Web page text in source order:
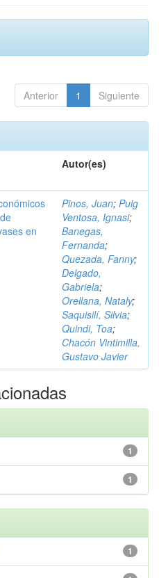
Anterior 1 Siguiente
Autor(es)
en
Pinos, Juan; Puig
Ventosa, Ignasi;
Banegas,
Fernanda;
Quezada, Fanny;
Delgado,
Gabriela;
Orellana, Nataly;
Saquisilí, Silvia;
Quindi, Toa;
Chacón Vintimilla,
Gustavo Javier
1
1
1